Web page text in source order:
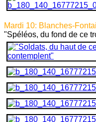
Mardi 10: Blanches-
"Spéléos, du fond de ce